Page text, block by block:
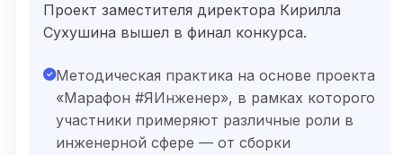
Проект заместителя директора Кирилла
Сухушина вышел в финал конкурса.
Методическая практика на основе проекта
«Марафон #ЯИнженер», в рамках которого
участники примеряют различные роли в
инженерной сфере — от сборки